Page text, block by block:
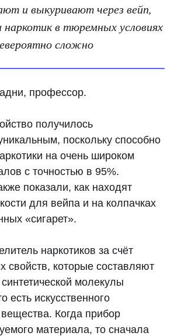
и выкуривают через вейп,
в тюремных условиях
сложно
профессор.
получилось
поскольку способно
на очень широком
с точностью в 95%.
показали, как находят
для вейпа и на колпачках
«сигарет».
наркотиков за счёт
свойств, которые составляют
молекулы
есть искусственного
вещества. Когда прибор
материала, то сначала